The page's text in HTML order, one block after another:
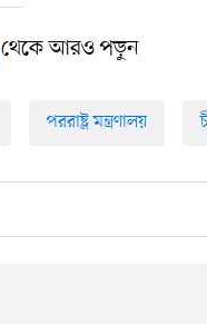
থেকে আরও পড়ুন
পররাষ্ট্র মন্ত্রণালয়